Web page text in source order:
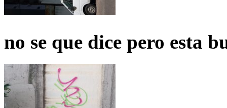
no se que dice pero esta